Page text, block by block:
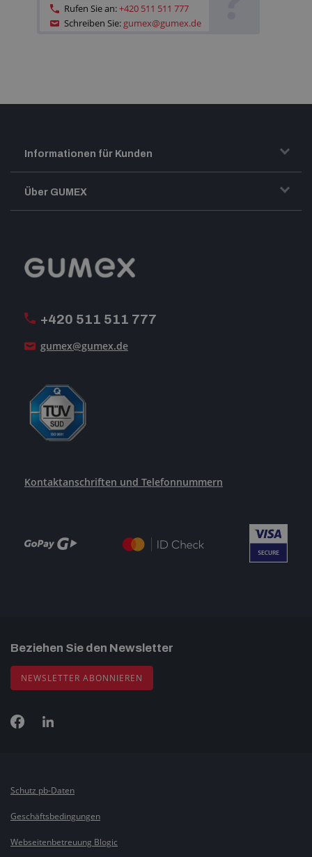
Rufen Sie an:+420 511 511 777
Schreiben Sie: gumex@gumex.de
+420 511 511 777
gumex@gumex.de
Kontaktanschriften und Telefonnummern
Informationen für Kunden
Transport und Warenversand
Reklamation
Über GUMEX
GUMEX stellt sich vor
Beziehen Sie den Newsletter
NEWSLETTER ABONNIEREN
Schutz pb-Daten
Geschäftsbedingungen
Webseitenbetreuung Blogic